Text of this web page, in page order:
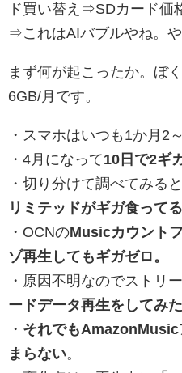
ド買い替え⇒SDカード価
⇒これはAIバブルやね。や
まず何が起こったか。ぼ
6GB/月です。
・スマホはいつも1か月2
・4月になって10日で2ギ
・切り分けて調べてみる
リミテッドがギガ食ってる
・OCNのMusicカウント
ゾ再生してもギガゼロ。
・原因不明なのでストリ
ードデータ再生をしてみた
・ それでもAmazonMusic
まらない。